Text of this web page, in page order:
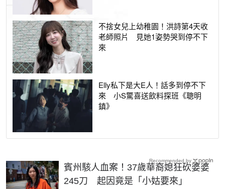
不捨女兒上幼稚園！洪詩第4天收
老師照片 見她1姿勢哭到停不下
來
Elly私下是大E人！話多到停不下
來 小S驚喜送飲料探班《聰明
鎮》
賓州駭人血案！37歲華裔媳狂砍婆婆
245刀 起因竟是「小姑要來」
Recommended by